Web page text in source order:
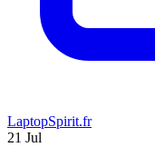
LaptopSpirit.fr
21 Jul